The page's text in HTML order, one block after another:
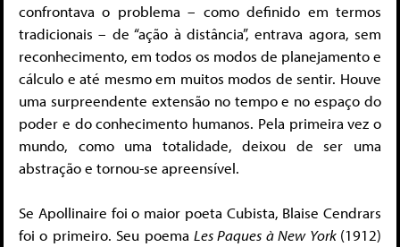
confrontava o problema – como definido em termos
tradicionais – de “ação à distância”, entrava agora, sem
reconhecimento, em todos os modos de planejamento e
cálculo e até mesmo em muitos modos de sentir. Houve
uma surpreendente extensão no tempo e no espaço do
poder e do conhecimento humanos. Pela primeira vez o
mundo, como uma totalidade, deixou de ser uma
abstração e tornou-se apreensível.
Se Apollinaire foi o maior poeta Cubista, Blaise Cendrars
foi o primeiro. Seu poema Les Paques à New York (1912)